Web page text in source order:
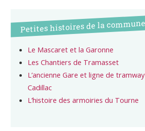
Petites histoires de la
Le Mascaret et la Garonne
Les Chantiers de Tramasset
L’ancienne Gare et ligne de
Cadillac
L’histoire des armoiries du Tourne